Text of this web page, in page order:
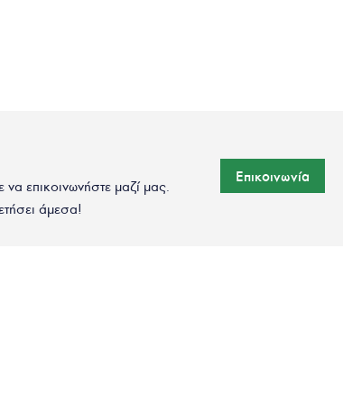
να επικοινωνήστε μαζί μας.
άμεσα!
Επικοινωνία